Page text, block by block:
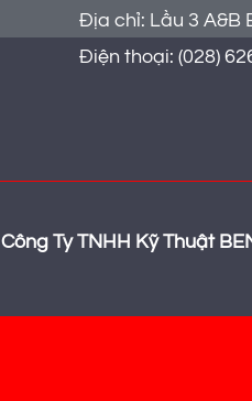
Địa chỉ: Lầu 3 A&B
Điện thoại: (028)
Công Ty TNHH Kỹ Thuật